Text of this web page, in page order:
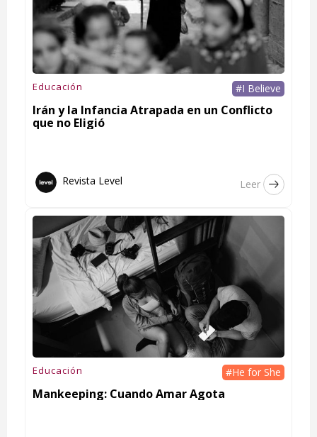
Educación #I Believe
Irán y la Infancia Atrapada en un Conflicto
que no Eligió
Revista Level Leer
Educación #He for She
Mankeeping: Cuando Amar Agota